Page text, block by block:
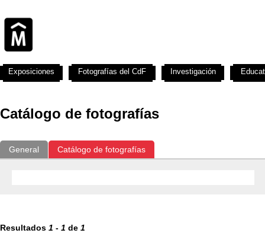
Catálogo de fotografías
General Catálogo de fotografías
Resultados 1 - 1 de 1
Exposiciones Fotografías del CdF Investigación